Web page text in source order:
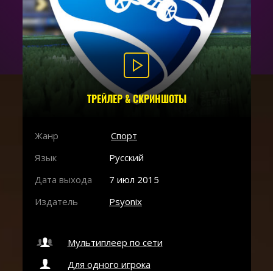
ТРЕЙЛЕР & СКРИНШОТЫ
Жанр
Спорт
Язык
Русский
Дата выхода
7 июл 2015
Издатель
Psyonix
Мультиплеер по сети
Для одного игрока